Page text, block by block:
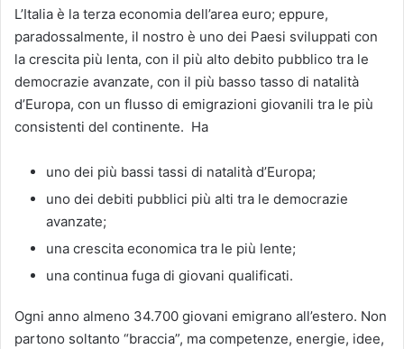
L’Italia è la terza economia dell’area euro; eppure,
paradossalmente, il nostro è uno dei Paesi sviluppati con
la crescita più lenta, con il più alto debito pubblico tra le
democrazie avanzate, con il più basso tasso di natalità
d’Europa, con un flusso di emigrazioni giovanili tra le più
consistenti del continente. Ha
uno dei più bassi tassi di natalità d’Europa;
uno dei debiti pubblici più alti tra le democrazie
avanzate;
una crescita economica tra le più lente;
una continua fuga di giovani qualificati.
Ogni anno almeno 34.700 giovani emigrano all’estero. Non
partono soltanto “braccia”, ma competenze, energie, idee,